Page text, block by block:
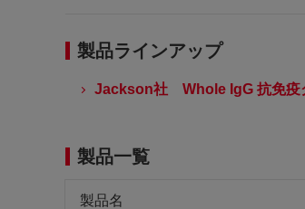
製品ラインアップ
Jackson社 Whole IgG 抗免疫
製品一覧
製品名